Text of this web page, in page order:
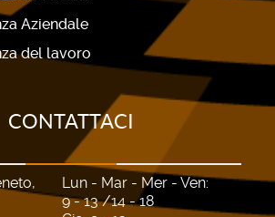
Aziendale
del lavoro
CONTATTACI
Lun - Mar - Mer - Ven:
9 - 13 /14 - 18